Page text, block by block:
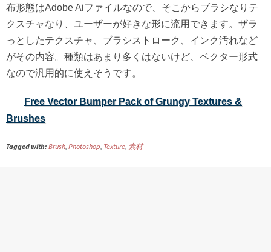
布形態はAdobe Aiファイルなので、そこからブラシなりテ
クスチャなり、ユーザーが好きな形に流用できます。ザラ
っとしたテクスチャ、ブラシストローク、インク汚れなど
がその内容。種類はあまり多くはないけど、ベクター形式
なので汎用的に使えそうです。
Free Vector Bumper Pack of Grungy Textures &
Brushes
Tagged with: Brush, Photoshop, Texture, 素材